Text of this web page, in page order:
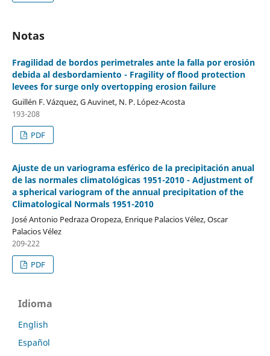
Notas
Fragilidad de bordos perimetrales ante la falla por erosión
debida al desbordamiento - Fragility of flood protection
levees for surge only overtopping erosion failure
Guillén F. Vázquez, G Auvinet, N. P. López-Acosta
193-208
PDF
Ajuste de un variograma esférico de la precipitación anual
de las normales climatológicas 1951-2010 - Adjustment of
a spherical variogram of the annual precipitation of the
Climatological Normals 1951-2010
José Antonio Pedraza Oropeza, Enrique Palacios Vélez, Oscar
Palacios Vélez
209-222
PDF
Idioma
English
Español